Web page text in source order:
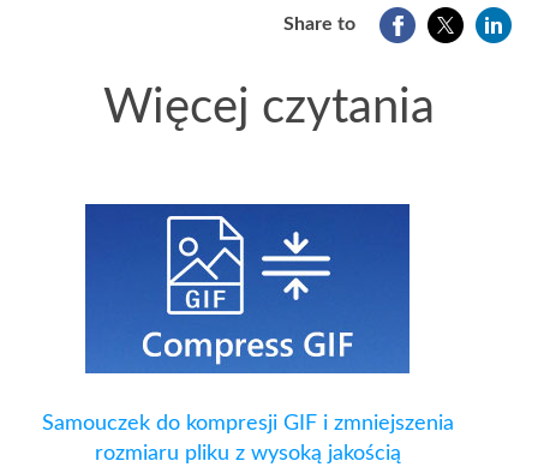
Share to
Więcej czytania
Samouczek do kompresji GIF i zmniejszenia
rozmiaru pliku z wysoką jakością